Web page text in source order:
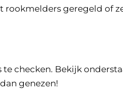
rookmelders geregeld of
checken. Bekijk
genezen!